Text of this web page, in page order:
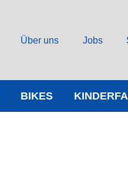
Über uns Jobs
BIKES